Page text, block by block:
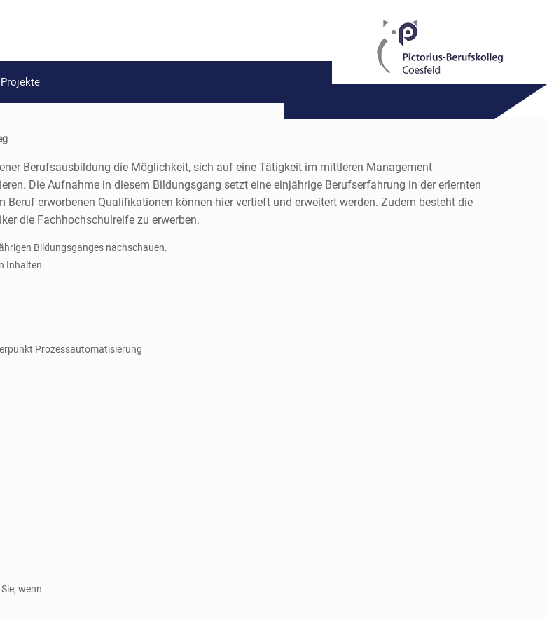
Projekte
Berufsausbildung die Möglichkeit, sich auf eine Tätigkeit im mittleren Management
Die Aufnahme in diesem Bildungsgang setzt eine einjährige Berufserfahrung in der erlernten
erworbenen Qualifikationen können hier vertieft und erweitert werden. Zudem besteht die
die Fachhochschulreife zu erwerben.
Bildungsganges nachschauen.
Inhalten.
Prozessautomatisierung
wenn